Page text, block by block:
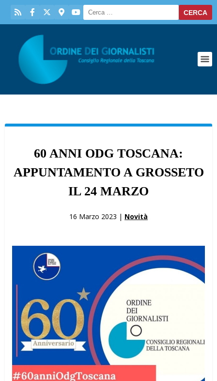
60 ANNI ODG TOSCANA:
APPUNTAMENTO A GROSSETO
IL 24 MARZO
16 Marzo 2023 | Novità